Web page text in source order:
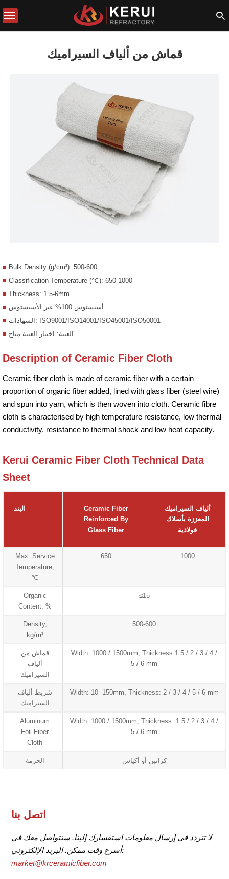
قماش من ألياف السيراميك
Bulk Density (g/cm³): 500-600
Classification Temperature (℃): 650-1000
Thickness: 1.5-6mm
أسبستوس 100% غير الأسبستوس
الشهادات: ISO9001/ISO14001/ISO45001/ISO50001
العينة: اختبار العينة متاح
Description of Ceramic Fiber Cloth
Ceramic fiber cloth is made of ceramic fiber with a certain
proportion of organic fiber added, lined with glass fiber (steel wire)
and spun into yarn, which is then woven into cloth. Ceramic fibre
cloth is characterised by high temperature resistance, low thermal
conductivity, resistance to thermal shock and low heat capacity.
Kerui Ceramic Fiber Cloth Technical Data
Sheet
البند
Ceramic Fiber
Reinforced By
Glass Fiber
ألياف السيراميك
المعززة بأسلاك
فولاذية
Max. Service
Temperature,
℃
650 1000
Organic
Content, %
≤15
Density,
kg/m³
500-600
قماش من
ألياف
السيراميك
Width: 1000 / 1500mm, Thickness:1.5 / 2 / 3 / 4 /
5 / 6 mm
شريط ألياف
السيراميك
Width: 10 -150mm, Thickness: 2 / 3 / 4 / 5 / 6 mm
Aluminum
Foil Fiber
Cloth
Width: 1000 / 1500mm, Thickness: 1.5 / 2 / 3 / 4 /
5 / 6 mm
الحزمة كراتين أو أكياس
اتصل بنا
لا تتردد في إرسال معلومات استفسارك إلينا. سنتواصل معك في
أسرع وقت ممكن. البريد الإلكتروني:
market@krceramicfiber.com